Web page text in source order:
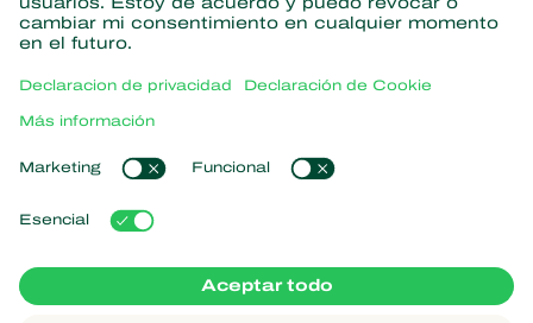
Partners with Nature
Avispas parasitoides
Nematodos benéficos
Microorganismos benéficos
Protección de cultivos
Acerca de Koppert
Noticias e información
Trabajar en Koppert
Contáctanos
Enlaces populares
Experiencias de los usuarios
Koppert Global
Administrar cookies